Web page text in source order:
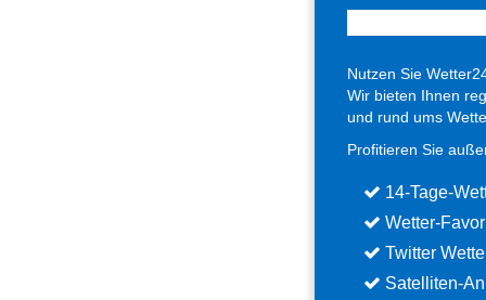
Nutzen Sie
Wir bieten Ihnen
und rund ums
Profitieren Sie
14-Tage-
Wetter-
Twitter
Satelliten-